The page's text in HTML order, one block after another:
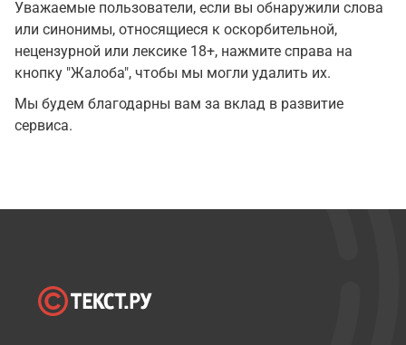
Уважаемые пользователи, если вы обнаружили слова
или синонимы, относящиеся к оскорбительной,
нецензурной или лексике 18+, нажмите справа на
кнопку "Жалоба", чтобы мы могли удалить их.
Мы будем благодарны вам за вклад в развитие
сервиса.